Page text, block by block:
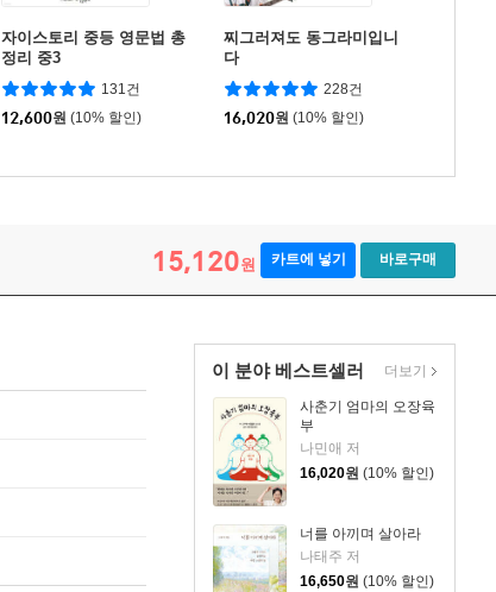
자이스토리 중등 영문법 총
정리 중3
131건
12,600원 (10% 할인)
찌그러져도 동그라미입니
다
228건
16,020원 (10% 할인)
15,120원 카트에 넣기 바로구매
이 분야 베스트셀러
사춘기 엄마의 오장육
부
나민애 저
16,020원 (10% 할인)
너를 아끼며 살아라
나태주 저
16,650원 (10% 할인)
더보기